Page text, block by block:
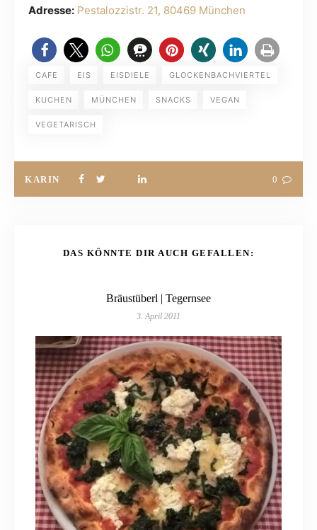
Adresse: Pestalozzistr. 21, 80469 München
CAFE EIS EISDIELE GLOCKENBACHVIERTEL
KUCHEN MÜNCHEN SNACKS VEGAN
VEGETARISCH
KARIN 0
DAS KÖNNTE DIR AUCH GEFALLEN:
Bräustüberl | Tegernsee
3. April 2011